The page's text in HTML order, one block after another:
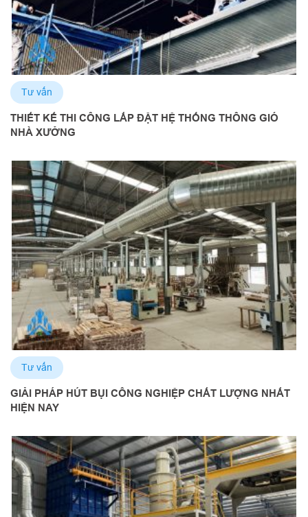
Tư vấn
THIẾT KẾ THI CÔNG LẮP ĐẶT HỆ THỐNG THÔNG GIÓ
NHÀ XƯỞNG
Tư vấn
GIẢI PHÁP HÚT BỤI CÔNG NGHIỆP CHẤT LƯỢNG NHẤT
HIỆN NAY